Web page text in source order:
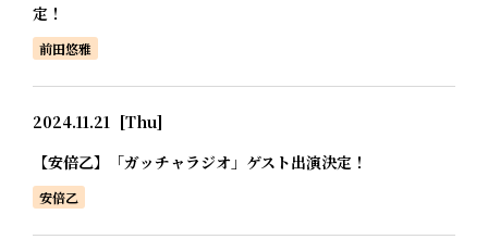
定！
前田悠雅
2024.11.21 [Thu]
【安倍乙】「ガッチャラジオ」ゲスト出演決定！
安倍乙